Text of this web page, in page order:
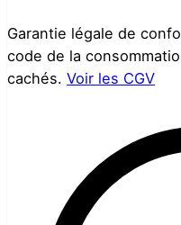
Garantie légale de
code de la
cachés. Voir les CGV